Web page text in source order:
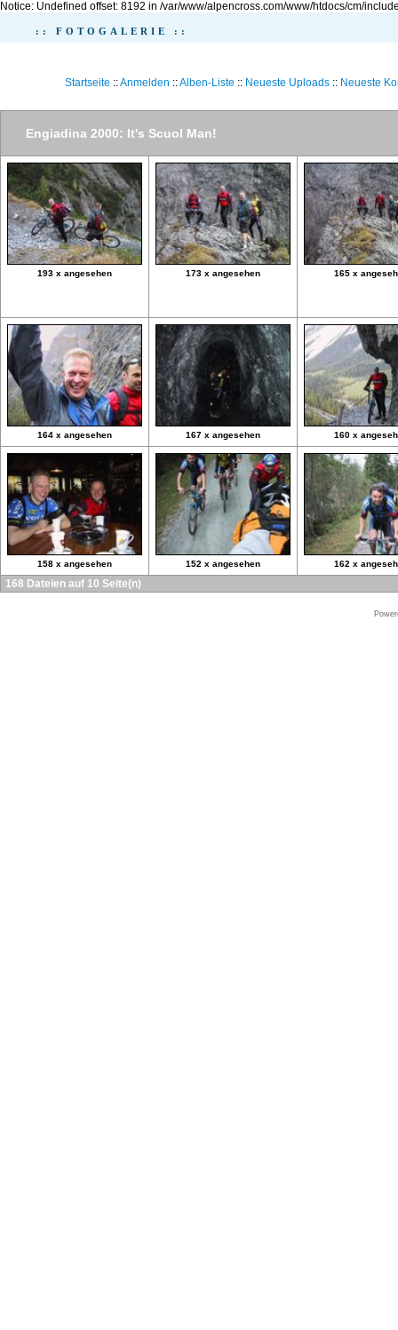
Notice: Undefined offset: 8192 in /var/www/alpencross.com/www/htdocs/cm/
:: FOTOGALERIE ::
Startseite ::Anmelden ::Alben-Liste :: Neueste Uploads:: Neueste
Engiadina 2000: It's Scuol Man!
193 x angesehen 173 x angesehen 165 x
164 x angesehen 167 x angesehen 160 x
158 x angesehen 152 x angesehen 162 x
168 Dateien auf 10 Seite(n)